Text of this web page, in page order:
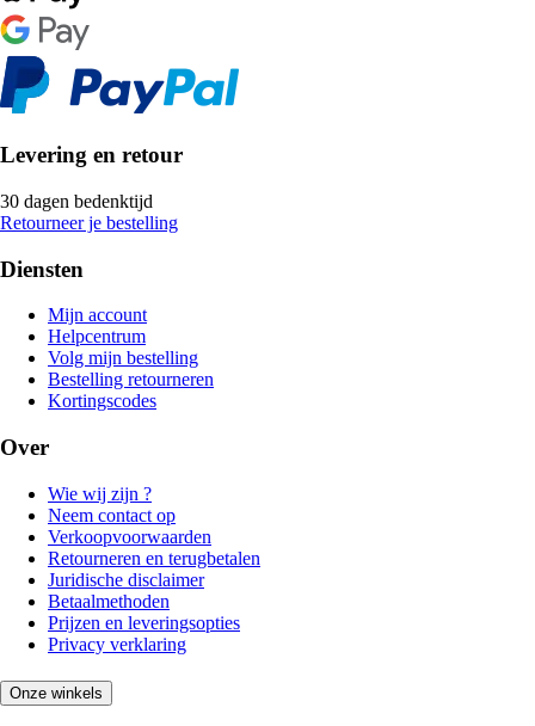
Levering en retour
30 dagen bedenktijd
Retourneer je bestelling
Diensten
Mijn account
Helpcentrum
Volg mijn bestelling
Bestelling retourneren
Kortingscodes
Over
Wie wij zijn ?
Neem contact op
Verkoopvoorwaarden
Retourneren en terugbetalen
Juridische disclaimer
Betaalmethoden
Prijzen en leveringsopties
Privacy verklaring
Onze winkels